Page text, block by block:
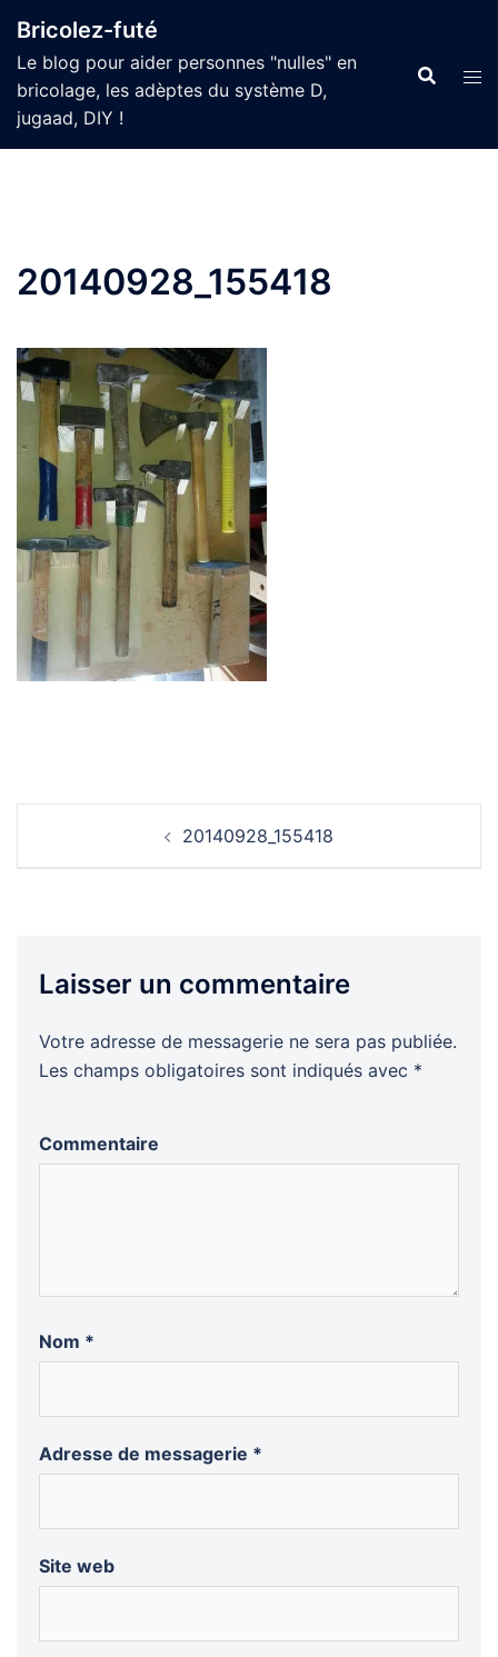
au
contenu
Bricolez-futé
Le blog pour aider personnes "nulles" en
bricolage, les adèptes du système D,
jugaad, DIY !
20140928_155418
20140928_155418
Laisser un commentaire
Votre adresse de messagerie ne sera pas publiée.
Les champs obligatoires sont indiqués avec *
Commentaire
Nom *
Adresse de messagerie *
Site web